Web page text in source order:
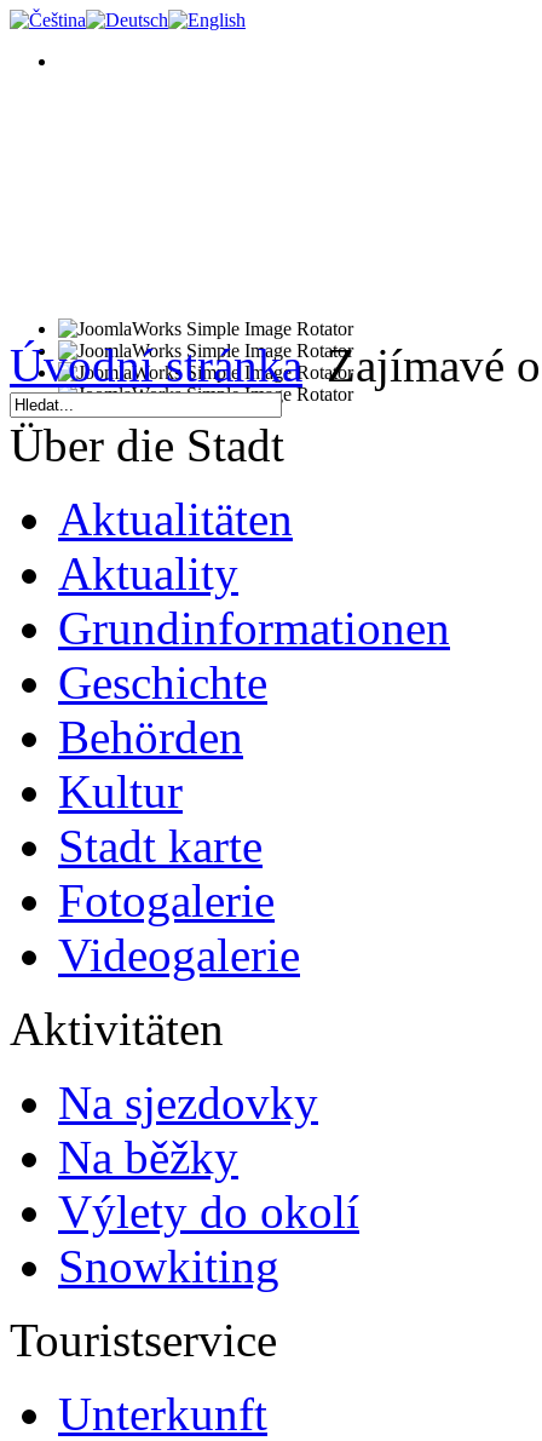
Úvodní stránka Zajímavé
Über die Stadt
Aktualitäten
Aktuality
Grundinformationen
Geschichte
Behörden
Kultur
Stadt karte
Fotogalerie
Videogalerie
Aktivitäten
Na sjezdovky
Na běžky
Výlety do okolí
Snowkiting
Touristservice
Unterkunft